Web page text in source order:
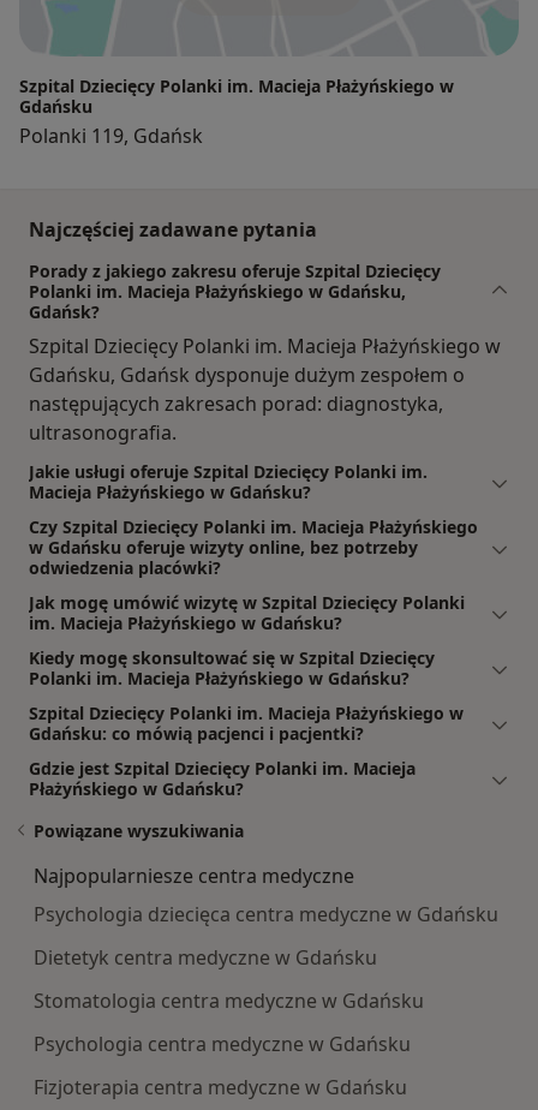
Szpital Dziecięcy Polanki im. Macieja Płażyńskiego w
Gdańsku
Polanki 119, Gdańsk
Najczęściej zadawane pytania
Porady z jakiego zakresu oferuje Szpital Dziecięcy
Polanki im. Macieja Płażyńskiego w Gdańsku,
Gdańsk?
Szpital Dziecięcy Polanki im. Macieja Płażyńskiego w
Gdańsku, Gdańsk dysponuje dużym zespołem o
następujących zakresach porad: diagnostyka,
ultrasonografia.
Jakie usługi oferuje Szpital Dziecięcy Polanki im.
Macieja Płażyńskiego w Gdańsku?
Czy Szpital Dziecięcy Polanki im. Macieja Płażyńskiego
w Gdańsku oferuje wizyty online, bez potrzeby
odwiedzenia placówki?
Jak mogę umówić wizytę w Szpital Dziecięcy Polanki
im. Macieja Płażyńskiego w Gdańsku?
Kiedy mogę skonsultować się w Szpital Dziecięcy
Polanki im. Macieja Płażyńskiego w Gdańsku?
Szpital Dziecięcy Polanki im. Macieja Płażyńskiego w
Gdańsku: co mówią pacjenci i pacjentki?
Gdzie jest Szpital Dziecięcy Polanki im. Macieja
Płażyńskiego w Gdańsku?
Powiązane wyszukiwania
Najpopularniesze centra medyczne
Psychologia dziecięca centra medyczne w Gdańsku
Dietetyk centra medyczne w Gdańsku
Stomatologia centra medyczne w Gdańsku
Psychologia centra medyczne w Gdańsku
Fizjoterapia centra medyczne w Gdańsku